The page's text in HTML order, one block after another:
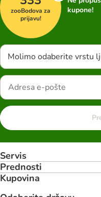
zooBodova za
prijavu!
kupone!
Molimo odaberite vrstu
Servis
Prednosti
Kupovina